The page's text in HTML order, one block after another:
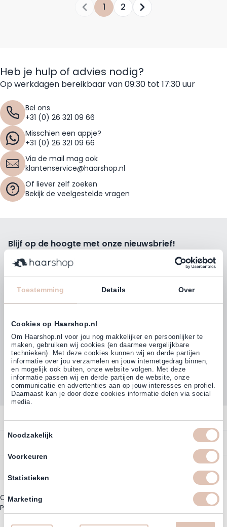
Toestemming Details Over
Cookies op Haarshop.nl
Om Haarshop.nl voor jou nog makkelijker en persoonlijker te
maken, gebruiken wij cookies (en daarmee vergelijkbare
technieken). Met deze cookies kunnen wij en derde partijen
informatie over jou verzamelen en jouw internetgedrag binnen,
en mogelijk ook buiten, onze website volgen. Met deze
informatie passen wij en derde partijen de website, onze
communicatie en advertenties aan op jouw interesses en profiel.
Daarnaast kan je door deze cookies informatie delen via social
media.
Noodzakelijk
Voorkeuren
Statistieken
Marketing
Je leest momenteel pagina
1 Pagina
2
Heb je hulp of advies nodig?
Op werkdagen bereikbaar van 09:30 tot 17:30 uur
Bel ons
+31 (0) 26 321 09 66
Misschien een appje?
+31 (0) 26 321 09 66
Via de mail mag ook
klantenservice@haarshop.nl
Of liever zelf zoeken
Bekijk de veelgestelde vragen
Contact
Overzicht
Contact
Account
Annuleren
Bezorgen
Retourneren
Assortiment
Nieuwsbrief & Kortingscode
Blijf op de hoogte met onze nieuwsbrief!
Ontvang wekelijks de beste kortingsacties, tips en nieuws
rechtstreeks in jou e-mailbox.
E-mailadres
Inschrijven
Volg ons
Klanten beoordelen ons met
4,77 (38.000+)
Copyright © 2003 - 2026 - Haarshoppro.nl
Privacy beleid